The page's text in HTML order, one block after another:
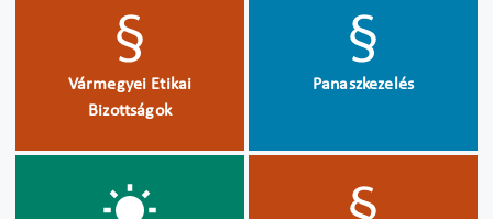
Vármegyei Etikai
Bizottságok
Panaszkezelés